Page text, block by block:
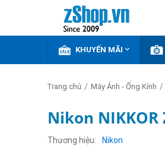
KHUYẾN MÃI 
Trang chủ / Máy Ảnh - Ống Kính /
Nikon NIKKOR
Thương hiệu Nikon